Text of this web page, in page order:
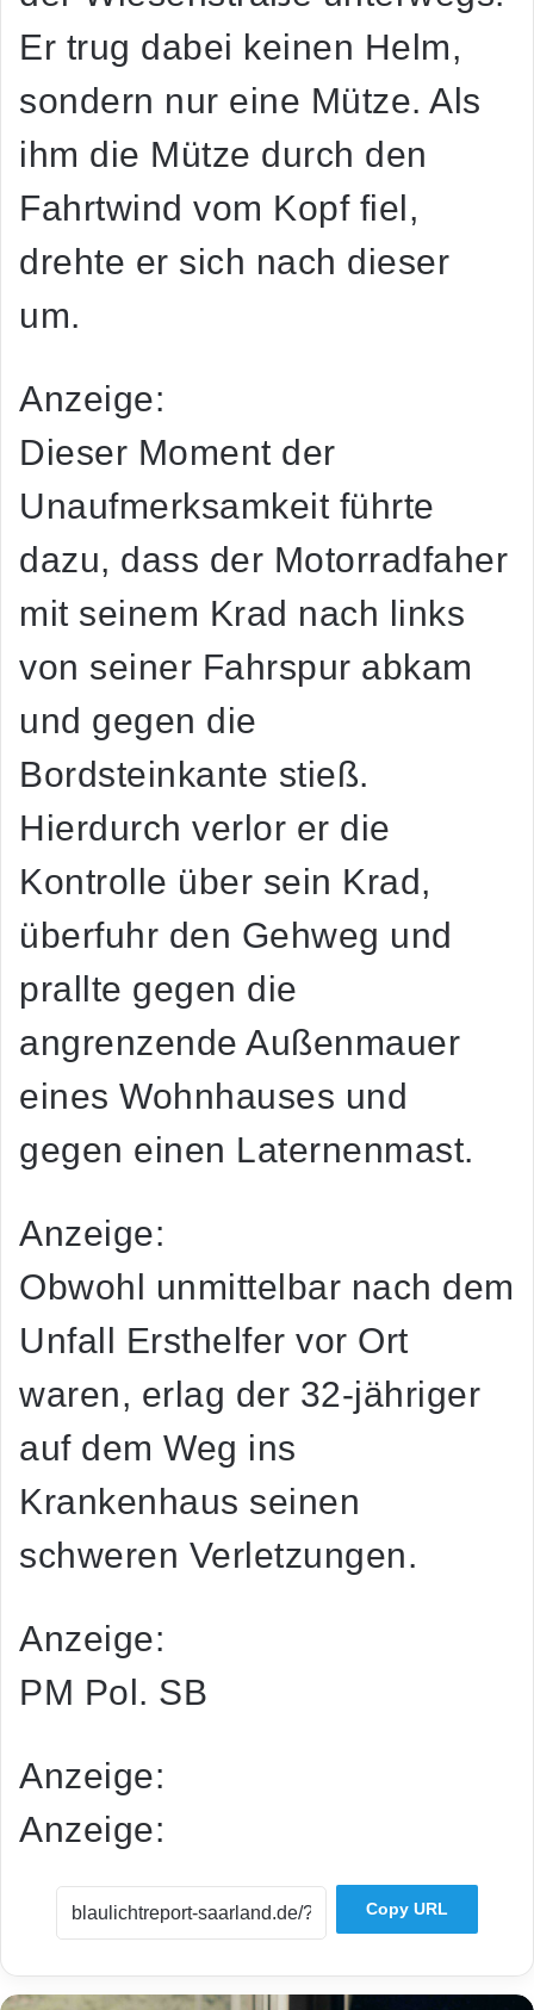
Er trug dabei keinen Helm,
sondern nur eine Mütze. Als
ihm die Mütze durch den
Fahrtwind vom Kopf fiel,
drehte er sich nach dieser
um.
Anzeige:
Dieser Moment der
Unaufmerksamkeit führte
dazu, dass der Motorradfaher
mit seinem Krad nach links
von seiner Fahrspur abkam
und gegen die
Bordsteinkante stieß.
Hierdurch verlor er die
Kontrolle über sein Krad,
überfuhr den Gehweg und
prallte gegen die
angrenzende Außenmauer
eines Wohnhauses und
gegen einen Laternenmast.
Anzeige:
Obwohl unmittelbar nach dem
Unfall Ersthelfer vor Ort
waren, erlag der 32-jähriger
auf dem Weg ins
Krankenhaus seinen
schweren Verletzungen.
Anzeige:
PM Pol. SB
Anzeige:
Anzeige:
Copy URL